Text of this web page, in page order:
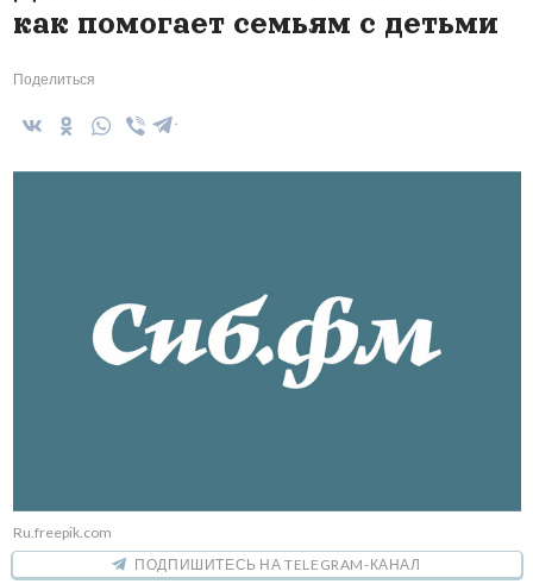
как помогает семьям с детьми
Поделиться
Ru.freepik.com
ПОДПИШИТЕСЬ НА TELEGRAM-КАНАЛ